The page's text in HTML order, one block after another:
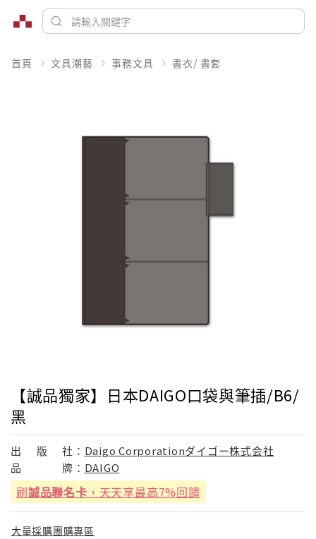
首頁 文具潮藝 事務文具 書衣/ 書套
【誠品獨家】日本DAIGO口袋與筆插/B6/
黑
出 版 社： Daigo Corporationダイゴー株式会社
品
牌： DAIGO
刷誠品聯名卡 ，天天享最高7%回饋
大量採購團購專區